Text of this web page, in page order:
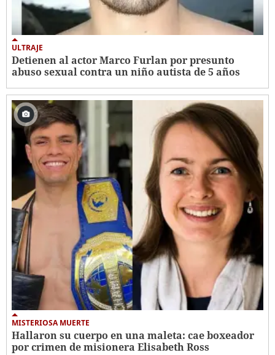
ULTRAJE
Detienen al actor Marco Furlan por presunto
abuso sexual contra un niño autista de 5 años
MISTERIOSA MUERTE
Hallaron su cuerpo en una maleta: cae boxeador
por crimen de misionera Elisabeth Ross